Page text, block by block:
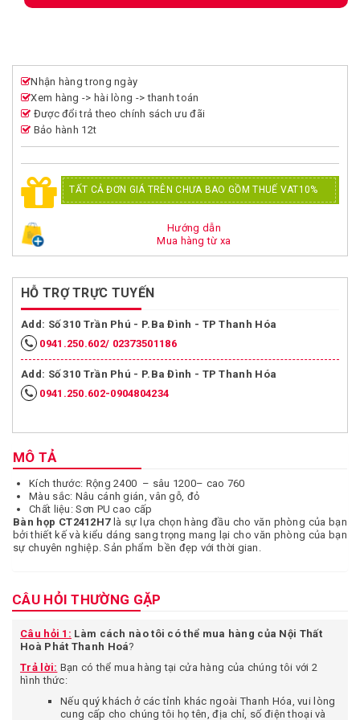
Nhận hàng trong ngày
Xem hàng -> hài lòng -> thanh toán
Được đổi trả theo chính sách ưu đãi
Bảo hành 12t
TẤT CẢ ĐƠN GIÁ TRÊN CHƯA BAO GỒM THUẾ VAT10%
Hướng dẫn
Mua hàng từ xa
HỖ TRỢ TRỰC TUYẾN
Add: Số 310 Trần Phú - P.Ba Đình - TP Thanh Hóa
0941.250.602/ 02373501186
Add: Số 310 Trần Phú - P.Ba Đình - TP Thanh Hóa
0941.250.602-0904804234
MÔ TẢ
Kích thước: Rộng 2400 – sâu 1200– cao 760
Màu sắc: Nâu cánh gián, vân gỗ, đỏ
Chất liệu: Sơn PU cao cấp
Bàn họp CT2412H7là sự lựa chọn hàng đầu cho văn phòng của bạn
bởi thiết kế và kiểu dáng sang trọng mang lại cho văn phòng của bạn
sự chuyên nghiệp. Sản phẩm bền đẹp với thời gian.
CÂU HỎI THƯỜNG GẶP
Câu hỏi 1: Làm cách nào tôi có thể mua hàng của Nội Thất
Hoà Phát Thanh Hoá?
Trả lời: Bạn có thể mua hàng tại cửa hàng của chúng tôi với 2
hình thức:
Nếu quý khách ở các tỉnh khác ngoài Thanh Hóa, vui lòng
cung cấp cho chúng tôi họ tên, địa chỉ, số điện thoại và